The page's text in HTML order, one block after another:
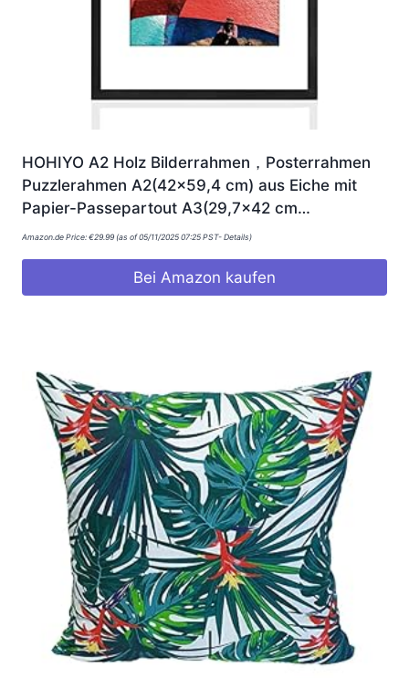
HOHIYO A2 Holz Bilderrahmen，Posterrahmen
Puzzlerahmen A2(42×59,4 cm) aus Eiche mit
Papier-Passepartout A3(29,7×42 cm…
Amazon.de Price: €29.99 (as of 05/11/2025 07:25 PST- Details )
Bei Amazon kaufen